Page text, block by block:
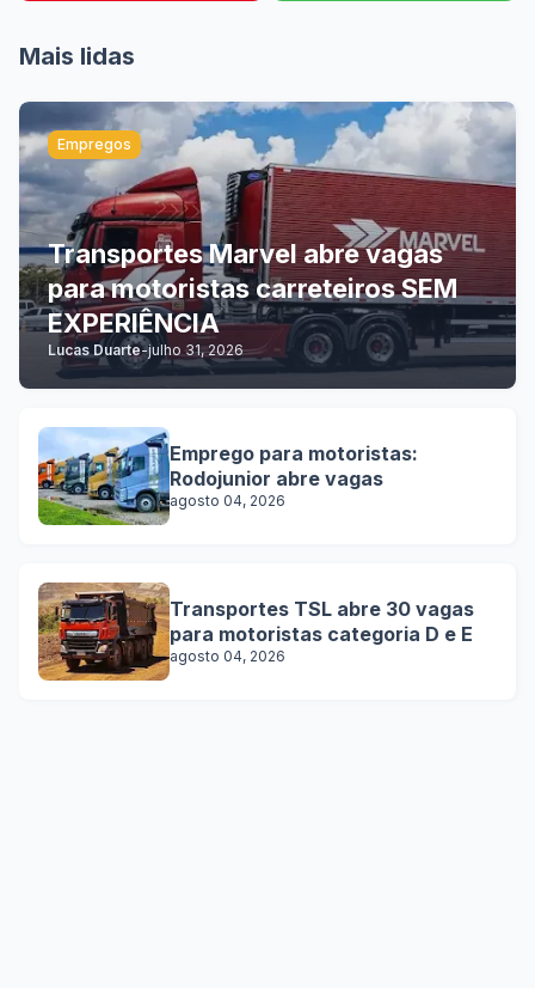
Mais lidas
Empregos
Transportes Marvel abre vagas
para motoristas carreteiros SEM
EXPERIÊNCIA
Lucas Duarte-julho 31, 2026
Emprego para motoristas:
Rodojunior abre vagas
agosto 04, 2026
Transportes TSL abre 30 vagas
para motoristas categoria D e E
agosto 04, 2026